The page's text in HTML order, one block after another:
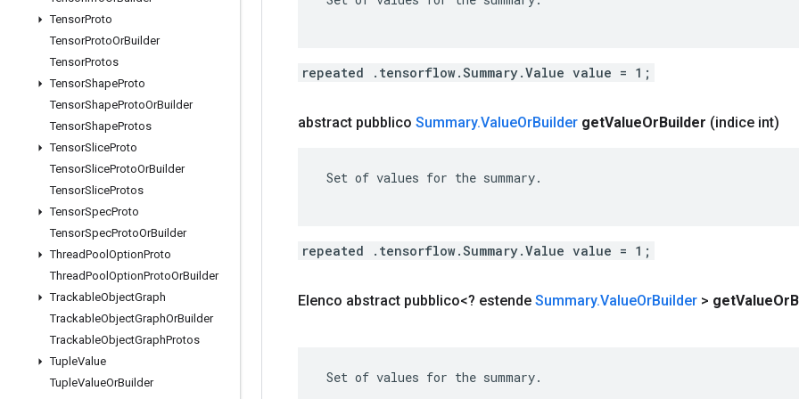
TensorProto
TensorProtoOrBuilder
TensorProtos
TensorShapeProto
TensorShapeProtoOrBuilder
TensorShapeProtos
TensorSliceProto
TensorSliceProtoOrBuilder
TensorSliceProtos
TensorSpecProto
TensorSpecProtoOrBuilder
ThreadPool OptionProto
ThreadPool OptionProtoOrBuilder
TrackableObjectGraph
TrackableObjectGraphOrBuilder
TrackableObjectGraphProtos
TupleValue
TupleValueOrBuilder
repeated .tensorflow.Summary.Value value = 1;
abstract pubblico Summary.ValueOrBuilder getValueOrBuilder (indice int)
Set of values for the summary.
repeated .tensorflow.Summary.Value value = 1;
Elenco abstract pubblico<? estende Summary.ValueOrBuilder > getValueOr
Set of values for the summary.